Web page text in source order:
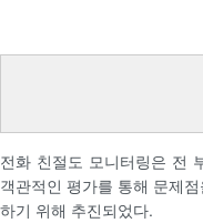
전화 친절도 모니터링은 전
객관적인 평가를 통해 문제
하기 위해 추진되었다.